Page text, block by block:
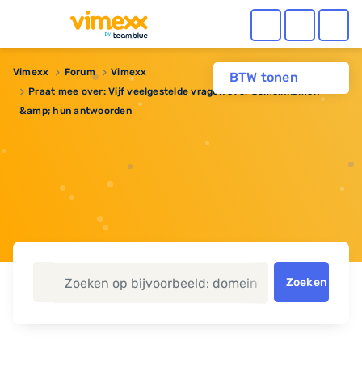
BTW tonen
Vimexx Forum
Vimexx
Praat mee over: Vijf veelgestelde vragen over domeinnamen
&amp; hun antwoorden
Zoeken